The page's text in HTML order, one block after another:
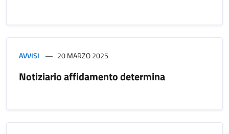
AVVISI 20 MARZO 2025
Notiziario affidamento determina